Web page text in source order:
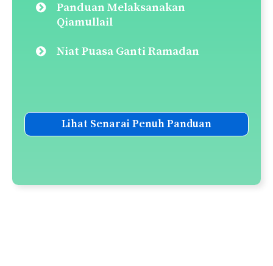
Panduan Melaksanakan
Qiamullail
Niat Puasa Ganti Ramadan
Lihat Senarai Penuh Panduan